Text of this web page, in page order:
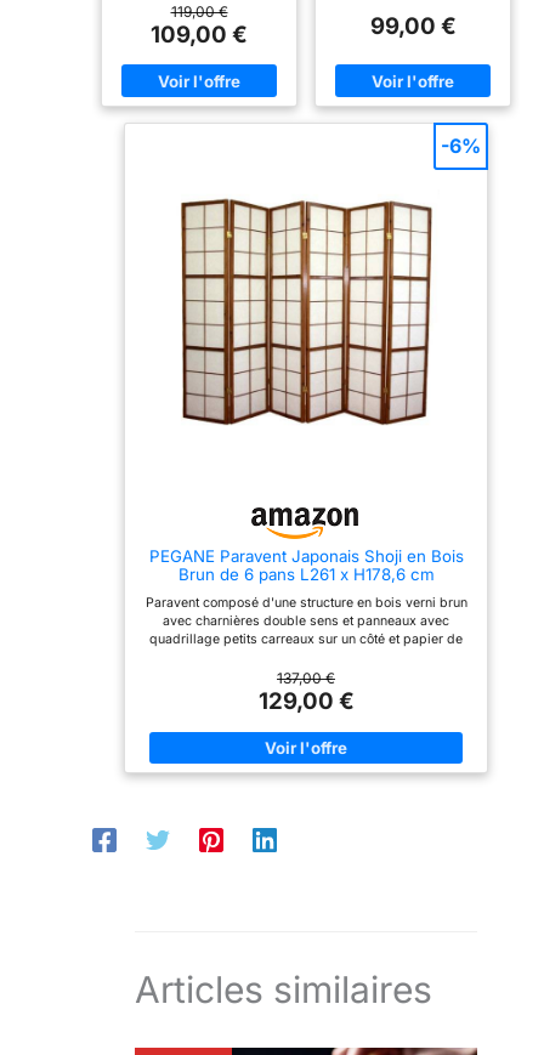
légère, charnière
bidirectionnelle Largeur:
220 cm. Hauteur: 175 cm
Profondeur: 2,2 cm
Largeur par panneaux 44
cm Poids: 7 kg
119,00 €
109,00 €
panneaux avec
papier de riz blanc.
Occultant, ce paravent
vous permettra de créer
conservant la luminosité.
Dimensions : L176 x H175
x P2 cm Matière : Bois -
99,00 €
PEGANE Paravent Japonais Shoji en Bois
Brun de 6 pans L261 x H178,6 cm
Paravent composé d'une structure en bois verni brun
avec charnières double sens et panneaux avec
quadrillage petits carreaux sur un côté et papier de
créer une séparation tout en conservant la luminosité.
Un classique indémodable ! Dimensions : L264 x
H175 x P2 cm Matière : Bois - Papier de riz. Poids : 12
kg
137,00 €
129,00 €
-6%
Articles similaires